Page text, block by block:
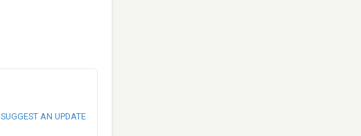
SUGGEST AN UPDATE